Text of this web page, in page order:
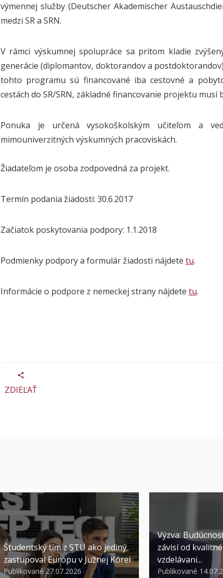
výmennej služby (Deutscher Akademischer
medzi SR a SRN.
V rámci výskumnej spolupráce sa pritom kladie
generácie (diplomantov, doktorandov a
tohto programu sú financované iba cestovné a
cestách do SR/SRN, základné financovanie projektu musí
Ponuka je určená vysokoškolským učiteľom a
mimouniverzitných výskumných pracoviskách.
Žiadateľom je osoba zodpovedná za projekt.
Termín podania žiadosti: 30.6.2017
Začiatok poskytovania podpory: 1.1.2018
Podmienky podpory a formulár žiadosti nájdete tu.
Informácie o podpore z nemeckej strany nájdete tu.
ZDIEĽAŤ
Študentský tím z STU ako jediný
zastupoval Európu v Južnej Kórei
Publikované 27.07.2026
Výzva:
závisí od
vzdelávani...
Publikované